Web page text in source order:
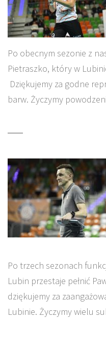
Po obecnym sezonie z
Pietraszko, który w
Dziękujemy za godne
barw. Życzymy
Po trzech sezonach
Lubin przestaje pełnić
dziękujemy za
Lubinie. Życzymy wielu